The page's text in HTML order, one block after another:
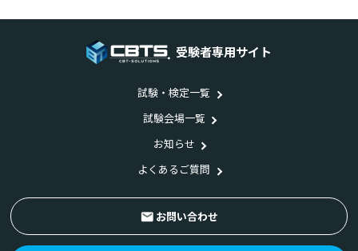
受験者専用サイト
試験・検定一覧
試験会場一覧
お知らせ
よくあるご質問
お問い合わせ